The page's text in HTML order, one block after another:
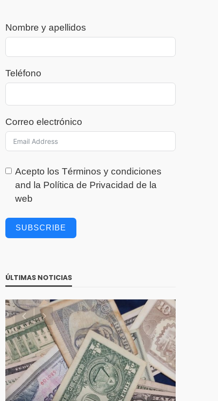
Nombre y apellidos
Teléfono
Correo electrónico
Acepto los Términos y condiciones
and la Política de Privacidad de la
web
SUBSCRIBE
ÚLTIMAS NOTICIAS